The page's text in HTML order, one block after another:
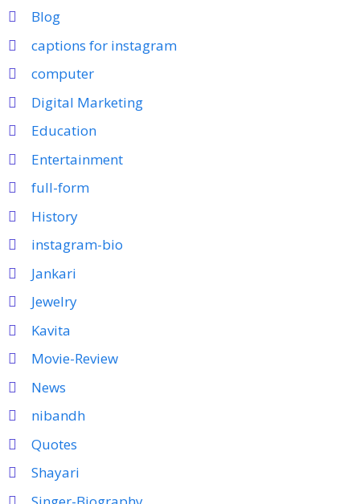
Blog
captions for instagram
computer
Digital Marketing
Education
Entertainment
full-form
History
instagram-bio
Jankari
Jewelry
Kavita
Movie-Review
News
nibandh
Quotes
Shayari